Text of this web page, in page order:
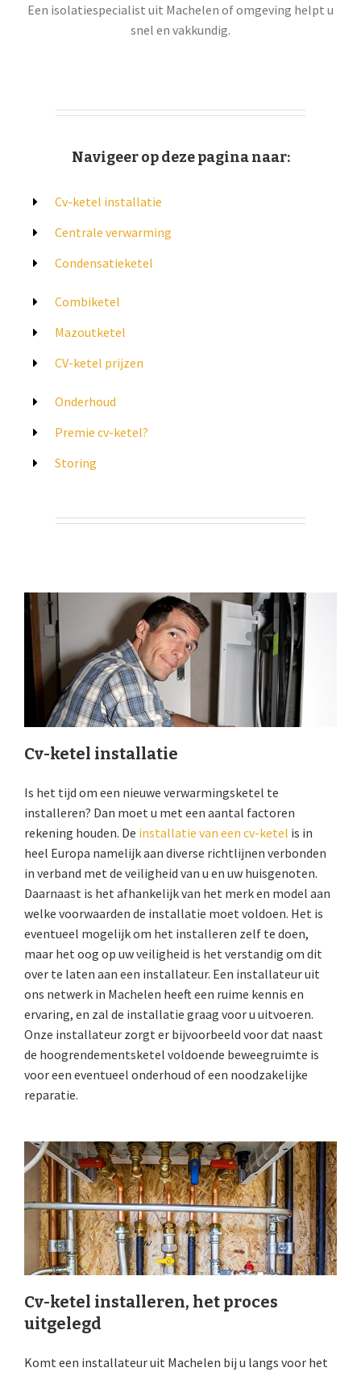
Een isolatiespecialist uit Machelen of omgeving helpt u
snel en vakkundig.
Navigeer op deze pagina naar:
Cv-ketel installatie
Centrale verwarming
Condensatieketel
Combiketel
Mazoutketel
CV-ketel prijzen
Onderhoud
Premie cv-ketel?
Storing
Cv-ketel installatie
Is het tijd om een nieuwe verwarmingsketel te
installeren? Dan moet u met een aantal factoren
rekening houden. De installatie van een cv-ketel is in
heel Europa namelijk aan diverse richtlijnen verbonden
in verband met de veiligheid van u en uw huisgenoten.
Daarnaast is het afhankelijk van het merk en model aan
welke voorwaarden de installatie moet voldoen. Het is
eventueel mogelijk om het installeren zelf te doen,
maar het oog op uw veiligheid is het verstandig om dit
over te laten aan een installateur. Een installateur uit
ons netwerk in Machelen heeft een ruime kennis en
ervaring, en zal de installatie graag voor u uitvoeren.
Onze installateur zorgt er bijvoorbeeld voor dat naast
de hoogrendementsketel voldoende beweegruimte is
voor een eventueel onderhoud of een noodzakelijke
reparatie.
Cv-ketel installeren, het proces
uitgelegd
Komt een installateur uit Machelen bij u langs voor het